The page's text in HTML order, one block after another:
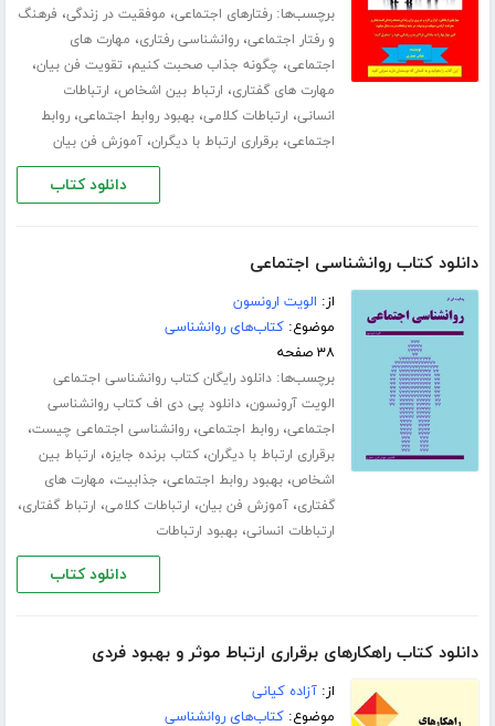
برچسب‌ها:رفتارهای اجتماعی، موفقیت در زندگی، فرهنگ
و رفتار اجتماعی،روانشناسی رفتاری، مهارت های
اجتماعی، چگونه جذاب صحبت کنیم، تقویت فن بیان،
مهارت های گفتاری، ارتباط بین اشخاص، ارتباطات
انسانی، ارتباطات کلامی،بهبود روابط اجتماعی،روابط
اجتماعی،برقراری ارتباط با دیگران،آموزش فن بیان
دانلود کتاب
دانلود کتاب روانشناسی اجتماعی
از: الویت ارونسون
موضوع:کتاب‌های روانشناسی
۳۸ صفحه
برچسب‌ها:دانلود رایگان کتاب روانشناسی اجتماعی
الویت آرونسون،دانلود پی دی اف کتاب روانشناسی
اجتماعی،روابط اجتماعی،روانشناسی اجتماعی چیست،
برقراری ارتباط با دیگران،کتاب برنده جایزه، ارتباط بین
اشخاص،بهبود روابط اجتماعی، جذابیت، مهارت های
گفتاری،آموزش فن بیان، ارتباطات کلامی، ارتباط گفتاری،
ارتباطات انسانی،بهبود ارتباطات
دانلود کتاب
دانلود کتاب راهکارهای برقراری ارتباط موثر و بهبود فردی
از:آزاده کیانی
موضوع:کتاب‌های روانشناسی